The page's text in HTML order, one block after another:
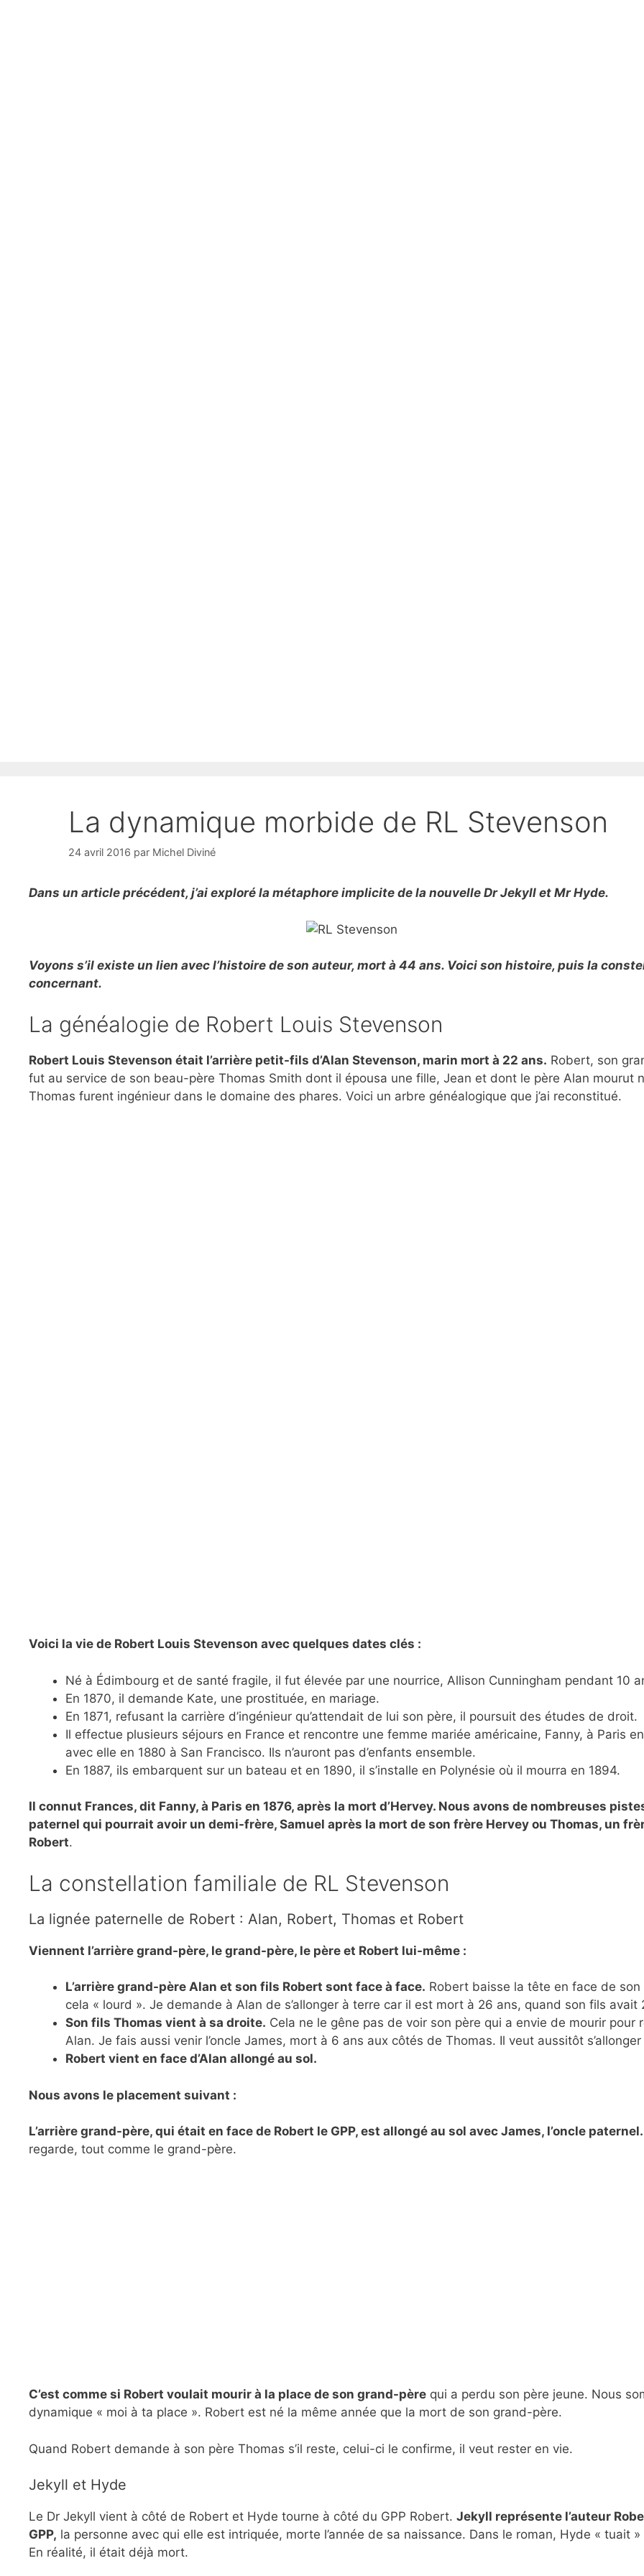
La dynamique morbide de RL Stevenson
24 avril 2016 par Michel Diviné
Dans un article précédent, j’ai exploré la métaphore implicite de la nouvelle Dr Jekyll et Mr Hyde.
Voyons s’il existe un lien avec l’histoire de son auteur, mort à 44 ans. Voici son histoire, puis la
concernant.
La généalogie de Robert Louis Stevenson
Robert Louis Stevenson était l’arrière petit-fils d’Alan Stevenson, marin mort à 22 ans. Robert, son
fut au service de son beau-père Thomas Smith dont il épousa une fille, Jean et dont le père Alan mourut
Thomas furent ingénieur dans le domaine des phares. Voici un arbre généalogique que j’ai reconstitué.
Voici la vie de Robert Louis Stevenson avec quelques dates clés :
Né à Édimbourg et de santé fragile, il fut élevée par une nourrice, Allison Cunningham pendant 10
En 1870, il demande Kate, une prostituée, en mariage.
En 1871, refusant la carrière d’ingénieur qu’attendait de lui son père, il poursuit des études de droit.
Il effectue plusieurs séjours en France et rencontre une femme mariée américaine, Fanny, à Paris
avec elle en 1880 à San Francisco. Ils n’auront pas d’enfants ensemble.
En 1887, ils embarquent sur un bateau et en 1890, il s’installe en Polynésie où il mourra en 1894.
Il connut Frances, dit Fanny, à Paris en 1876, après la mort d’Hervey. Nous avons de nombreuses
paternel qui pourrait avoir un demi-frère, Samuel après la mort de son frère Hervey ou Thomas, un
Robert.
La constellation familiale de RL Stevenson
La lignée paternelle de Robert : Alan, Robert, Thomas et Robert
Viennent l’arrière grand-père, le grand-père, le père et Robert lui-même :
L’arrière grand-père Alan et son fils Robert sont face à face. Robert baisse la tête en face de
cela « lourd ». Je demande à Alan de s’allonger à terre car il est mort à 26 ans, quand son fils avait
Son fils Thomas vient à sa droite. Cela ne le gêne pas de voir son père qui a envie de mourir pour
Alan. Je fais aussi venir l’oncle James, mort à 6 ans aux côtés de Thomas. Il veut aussitôt s’allonger
Robert vient en face d’Alan allongé au sol.
Nous avons le placement suivant :
L’arrière grand-père, qui était en face de Robert le GPP, est allongé au sol avec James, l’oncle paternel.
regarde, tout comme le grand-père.
C’est comme si Robert voulait mourir à la place de son grand-père qui a perdu son père jeune. Nous
dynamique « moi à ta place ». Robert est né la même année que la mort de son grand-père.
Quand Robert demande à son père Thomas s’il reste, celui-ci le confirme, il veut rester en vie.
Jekyll et Hyde
Le Dr Jekyll vient à côté de Robert et Hyde tourne à côté du GPP Robert. Jekyll représente l’auteur
GPP, la personne avec qui elle est intriquée, morte l’année de sa naissance. Dans le roman, Hyde « tuait
En réalité, il était déjà mort.